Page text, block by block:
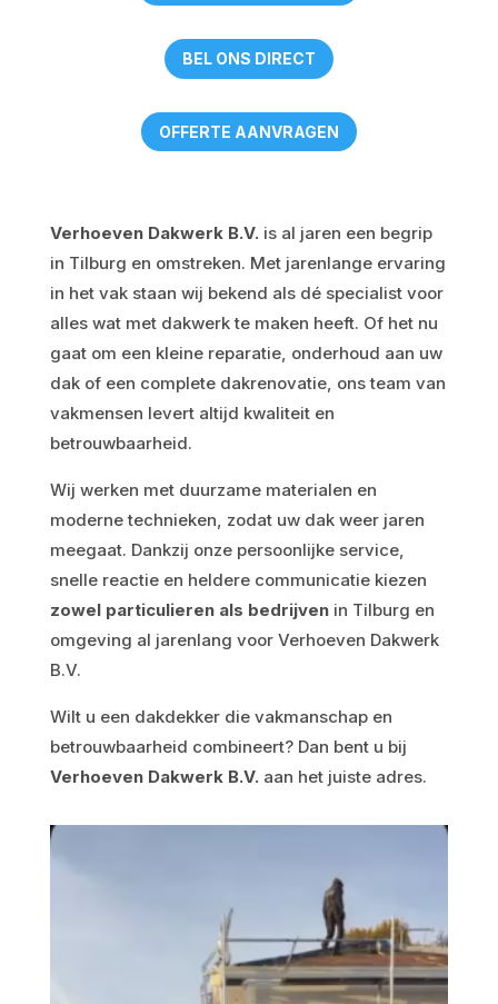
BEL ONS DIRECT
OFFERTE AANVRAGEN
Verhoeven Dakwerk B.V. is al jaren een begrip
in Tilburg en omstreken. Met jarenlange ervaring
in het vak staan wij bekend als dé specialist voor
alles wat met dakwerk te maken heeft. Of het nu
gaat om een kleine reparatie, onderhoud aan uw
dak of een complete dakrenovatie, ons team van
vakmensen levert altijd kwaliteit en
betrouwbaarheid.
Wij werken met duurzame materialen en
moderne technieken, zodat uw dak weer jaren
meegaat. Dankzij onze persoonlijke service,
snelle reactie en heldere communicatie kiezen
zowel particulieren als bedrijvenin Tilburg en
omgeving al jarenlang voor Verhoeven Dakwerk
B.V.
Wilt u een dakdekker die vakmanschap en
betrouwbaarheid combineert? Dan bent u bij
Verhoeven Dakwerk B.V. aan het juiste adres.